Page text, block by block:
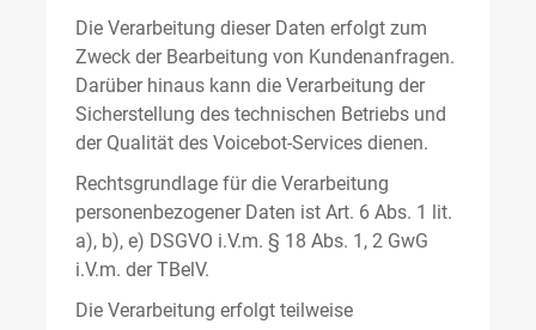
Die Verarbeitung dieser Daten erfolgt zum
Zweck der Bearbeitung von Kundenanfragen.
Darüber hinaus kann die Verarbeitung der
Sicherstellung des technischen Betriebs und
der Qualität des Voicebot-Services dienen.
Rechtsgrundlage für die Verarbeitung
personenbezogener Daten ist Art. 6 Abs. 1 lit.
a), b), e) DSGVO i.V.m. § 18 Abs. 1, 2 GwG
i.V.m. der TBelV.
Die Verarbeitung erfolgt teilweise